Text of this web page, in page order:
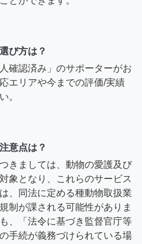
び方は？
確認済み」のサポーターがお
エリアや今までの評価/実績
。
意点は？
きましては、動物の愛護及び
象となり、これらのサービス
、同法に定める種動物取扱業
制が課される可能性がありま
、「法令に基づき監督官庁等
手続が義務づけられている場